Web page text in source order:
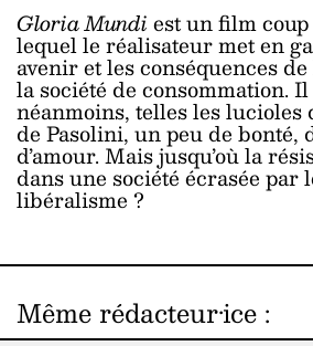
Gloria Mundiest un film
lequel le réalisateur met en
avenir et les conséquences
la société de consommation.
néanmoins, telles les lucioles
de Pasolini, un peu de bonté,
d’amour. Mais jusqu’où la
dans une société écrasée par
libéralisme ?
Même rédacteur·ice :